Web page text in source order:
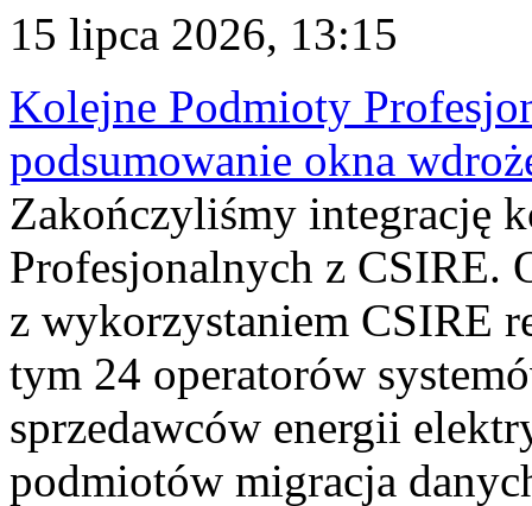
15 lipca 2026, 13:15
Kolejne Podmioty
podsumowanie okna
Zakończyliśmy integrację
Profesjonalnych z CSIRE.
z wykorzystaniem CSIRE
tym 24 operatorów
sprzedawców energii
podmiotów migracja